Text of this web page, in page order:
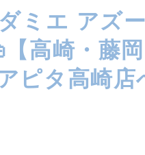
ミエ アズ
高崎・藤
ピタ高崎店